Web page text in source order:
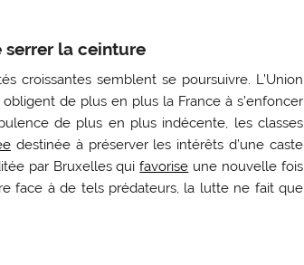
serrer la ceinture
croissantes semblent se poursuivre. L’Union
de plus en plus la France à s’enfoncer
de plus en plus indécente, les classes
destinée à préserver les intérêts d’une caste
par Bruxelles quifavorise une nouvelle fois
face à de tels prédateurs, la lutte ne fait que